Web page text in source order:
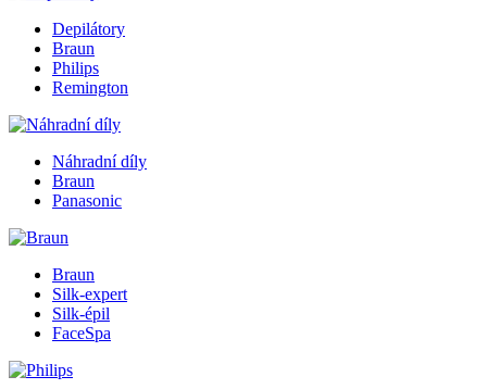
Depilátory
Braun
Philips
Remington
Náhradní díly
Braun
Panasonic
Braun
Silk-expert
Silk-épil
FaceSpa